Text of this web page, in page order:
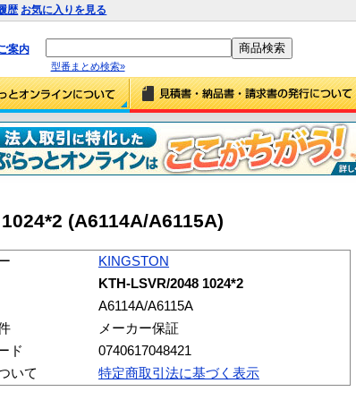
歴 お気に入りを見る
案内
型番まとめ検索»
(A6114A/A6115A)
KINGSTON
KTH-LSVR/2048 1024*2
A6114A/A6115A
メーカー保証
ド
0740617048421
いて
特定商取引法に基づく表示